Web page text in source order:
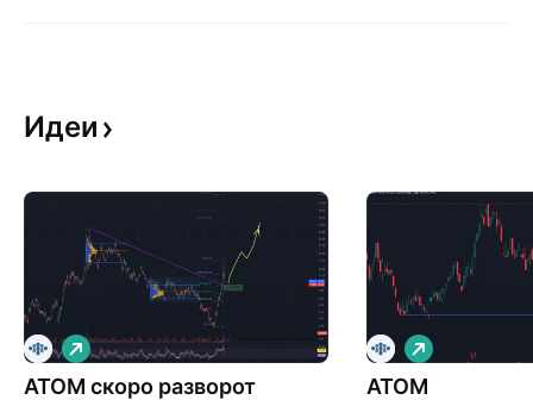
Идеи
ATOM скоро разворот
Д
л
и
ATOM
Д
л
и